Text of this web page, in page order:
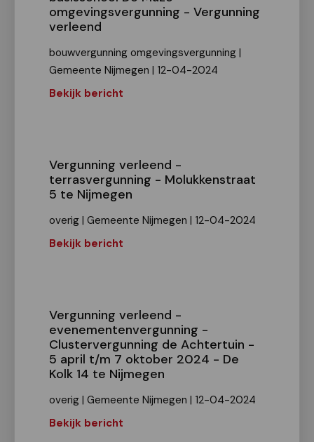
omgevingsvergunning - Vergunning
verleend
bouwvergunning omgevingsvergunning |
Gemeente Nijmegen | 12-04-2024
Bekijk bericht
Vergunning verleend -
terrasvergunning - Molukkenstraat
5 te Nijmegen
overig | Gemeente Nijmegen | 12-04-2024
Bekijk bericht
Vergunning verleend -
evenementenvergunning -
Clustervergunning de Achtertuin -
5 april t/m 7 oktober 2024 - De
Kolk 14 te Nijmegen
overig | Gemeente Nijmegen | 12-04-2024
Bekijk bericht